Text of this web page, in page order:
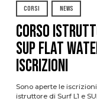
CORSI NEWS
CORSO
SUP Flat Water
ISCRIZIONI
Sono aperte le
istruttore di Surf L1 e